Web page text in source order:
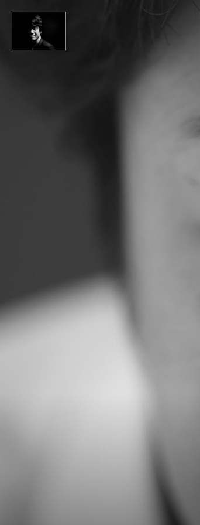
Home
Gallery